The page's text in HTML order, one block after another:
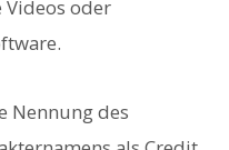
Videos oder
Nennung des